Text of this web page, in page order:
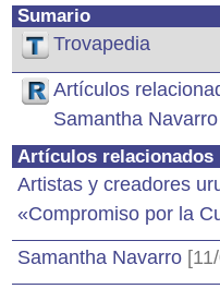
Sumario
Trovapedia
Artículos
Samantha Navarro
Artículos relacionados
Artistas y creadores
«Compromiso por la
Samantha Navarro